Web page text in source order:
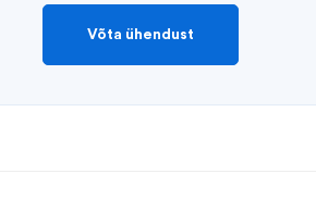
Võta ühendust